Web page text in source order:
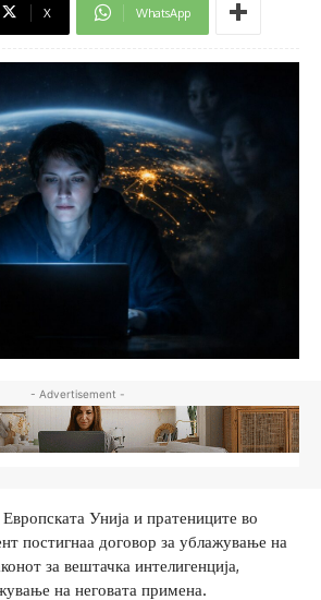
X WhatsApp
- Advertisement -
Унија и пратениците во
постигнаа договор за ублажување на
за вештачка интелигенција,
на неговата примена.